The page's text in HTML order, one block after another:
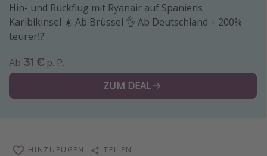
Krabi Urlaub
Tulum Urlaub
Japan Rundreise
Wellnessurlaub
Hin- und Rückflug mit Ryanair auf Spaniens
Karibikinsel ☀️ Ab Brüssel 👌 Ab Deutschland = 200%
teurer⁉️
Ab 31 € p. P.
ZUM DEAL
HINZUFÜGEN TEILEN